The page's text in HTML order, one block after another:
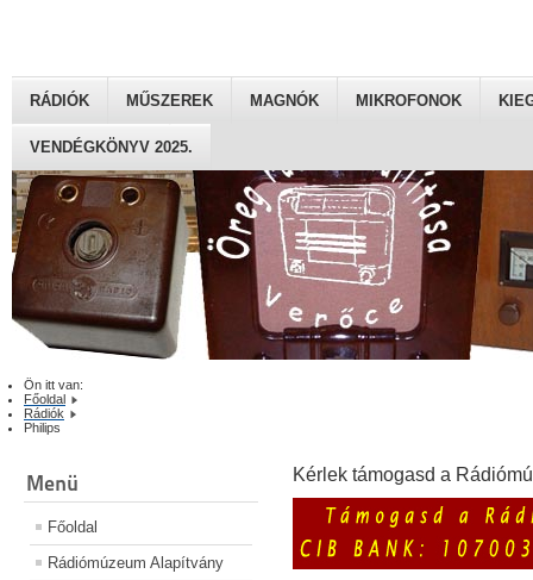
RÁDIÓK MŰSZEREK MAGNÓK MIKROFONOK
VENDÉGKÖNYV 2025.
Ön itt van:
Főoldal
Rádiók
Philips
Menü
Főoldal
Rádiómúzeum Alapítvány
Kérlek támogasd a